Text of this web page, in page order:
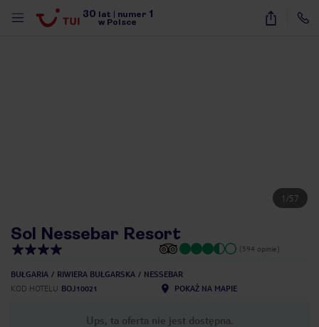
30 lat numer 1
w Polsce
1 /57
Sol Nessebar Resort
(594 opinie)
BUŁGARIA RIWIERA BUŁGARSKA
NESSEBAR
KOD HOTELU BOJ10021 POKAŻ NA MAPIE
Ups, ta oferta nie jest dostępna.